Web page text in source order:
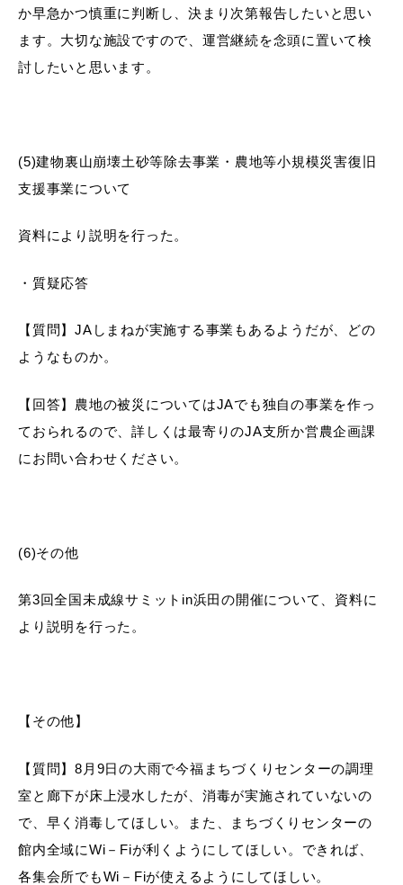
か早急かつ慎重に判断し、決まり次第報告したいと思い
ます。大切な施設ですので、運営継続を念頭に置いて検
討したいと思います。
(5)建物裏山崩壊土砂等除去事業・農地等小規模災害復旧
支援事業について
資料により説明を行った。
・質疑応答
【質問】JAしまねが実施する事業もあるようだが、どの
ようなものか。
【回答】農地の被災についてはJAでも独自の事業を作っ
ておられるので、詳しくは最寄りのJA支所か営農企画課
にお問い合わせください。
(6)その他
第3回全国未成線サミットin浜田の開催について、資料に
より説明を行った。
【その他】
【質問】8月9日の大雨で今福まちづくりセンターの調理
室と廊下が床上浸水したが、消毒が実施されていないの
で、早く消毒してほしい。また、まちづくりセンターの
館内全域にWi－Fiが利くようにしてほしい。できれば、
各集会所でもWi－Fiが使えるようにしてほしい。